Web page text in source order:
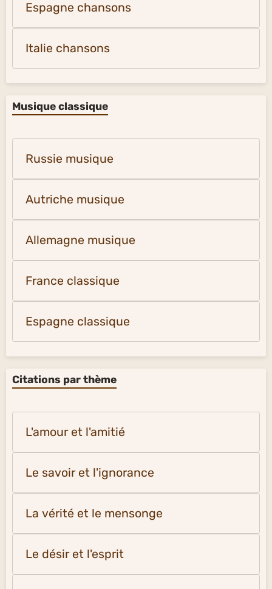
Espagne chansons
Italie chansons
Musique classique
Russie musique
Autriche musique
Allemagne musique
France classique
Espagne classique
Citations par thème
L'amour et l'amitié
Le savoir et l'ignorance
La vérité et le mensonge
Le désir et l'esprit